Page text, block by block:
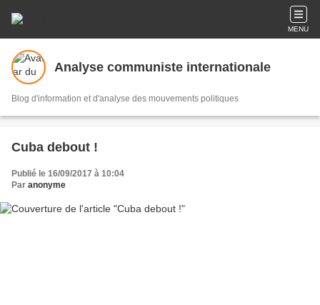
MENU
Analyse communiste internationale
Blog d'information et d'analyse des mouvements politiques
Cuba debout !
Publié le 16/09/2017 à 10:04
Par anonyme